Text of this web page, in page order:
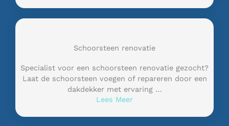
Schoorsteen renovatie
Specialist voor een schoorsteen renovatie gezocht?
Laat de schoorsteen voegen of repareren door een
dakdekker met ervaring …
Lees Meer